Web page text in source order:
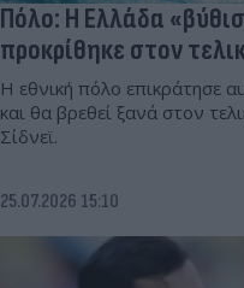
Πόλο: Η Ελλάδα
προκρίθηκε στον
Η εθνική πόλο επικράτησε
και θα βρεθεί ξανά στον
Σίδνεϊ.
25.07.2026 15:10